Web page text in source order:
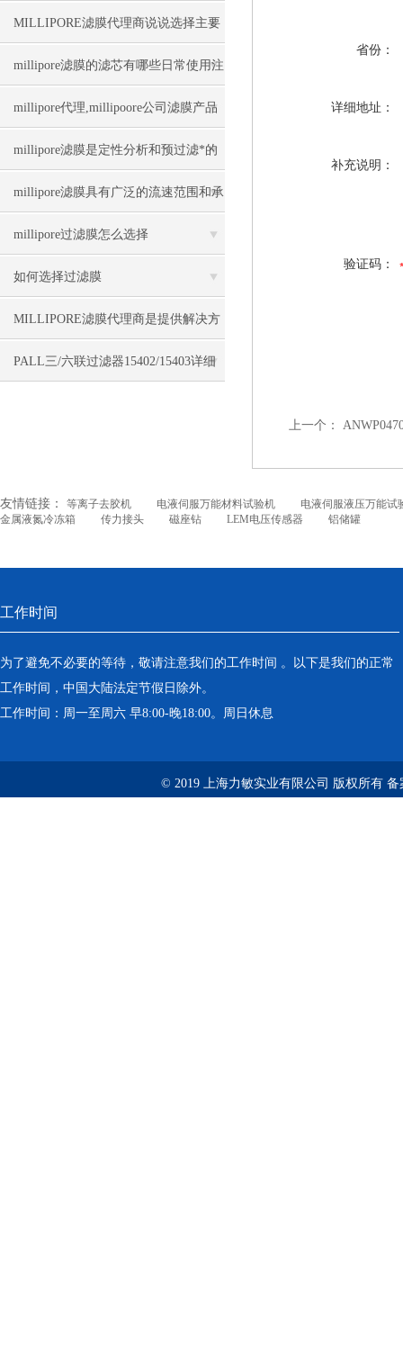
MILLIPORE滤膜代理商说说选择主要
看哪些参数
millipore滤膜的滤芯有哪些日常使用注
意事项
millipore代理,millipoore公司滤膜产品
目录
millipore滤膜是定性分析和预过滤*的
选择
millipore滤膜具有广泛的流速范围和承
载能力
millipore过滤膜怎么选择
如何选择过滤膜
MILLIPORE滤膜代理商是提供解决方
案的合作伙伴
PALL三/六联过滤器15402/15403详细
省份：
详细地址：
补充说明：
验证码：
上一个：
友情链接： 等离子去胶机 电液伺服万能材料试验机
电液伺服液压万能试
金属液氮冷冻箱
传力接头 磁座钻 LEM电压传感器 铝储罐
工作时间
为了避免不必要的等待，敬请注意我们的工作时间 。以下是我们的正常
工作时间，中国大陆法定节假日除外。
工作时间：周一至周六 早8:00-晚18:00。周日休息
© 2019 上海力敏实业有限公司 版权所有 备